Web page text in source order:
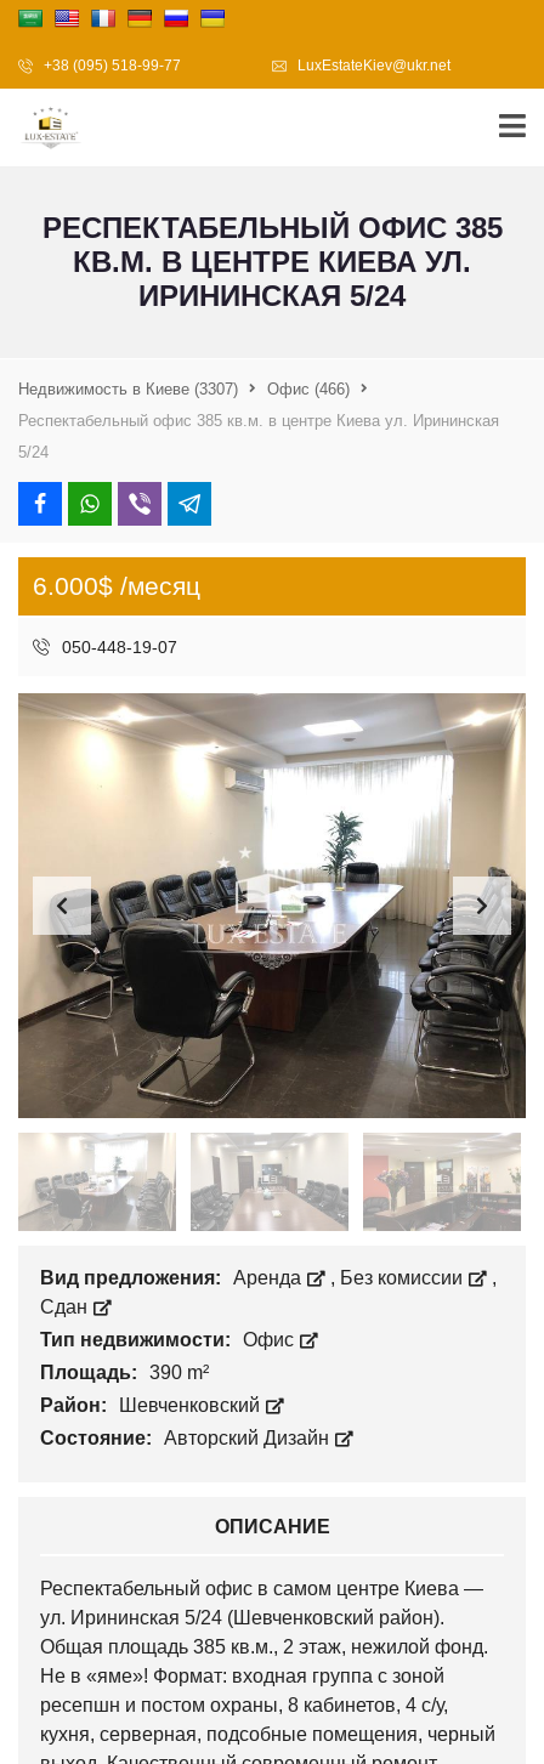
+38 (095) 518-99-77 LuxEstateKiev@ukr.net
РЕСПЕКТАБЕЛЬНЫЙ ОФИС 385
КВ.М. В ЦЕНТРЕ КИЕВА УЛ.
ИРИНИНСКАЯ 5/24
Недвижимость в Киеве (3307) Офис (466)
Респектабельный офис 385 кв.м. в центре Киева ул. Ирининская
5/24
6.000$ /месяц
050-448-19-07
Вид предложения: Аренда , Без комиссии
,
Сдан
Тип недвижимости:
Офис
Площадь:
390 m²
Район:
Шевченковский
Состояние:
Авторский Дизайн
ОПИСАНИЕ
Респектабельный офис в самом центре Киева —
ул. Ирининская 5/24 (Шевченковский район).
Общая площадь 385 кв.м., 2 этаж, нежилой фонд.
Не в «яме»! Формат: входная группа с зоной
ресепшн и постом охраны, 8 кабинетов, 4 с/у,
кухня, серверная, подсобные помещения, черный